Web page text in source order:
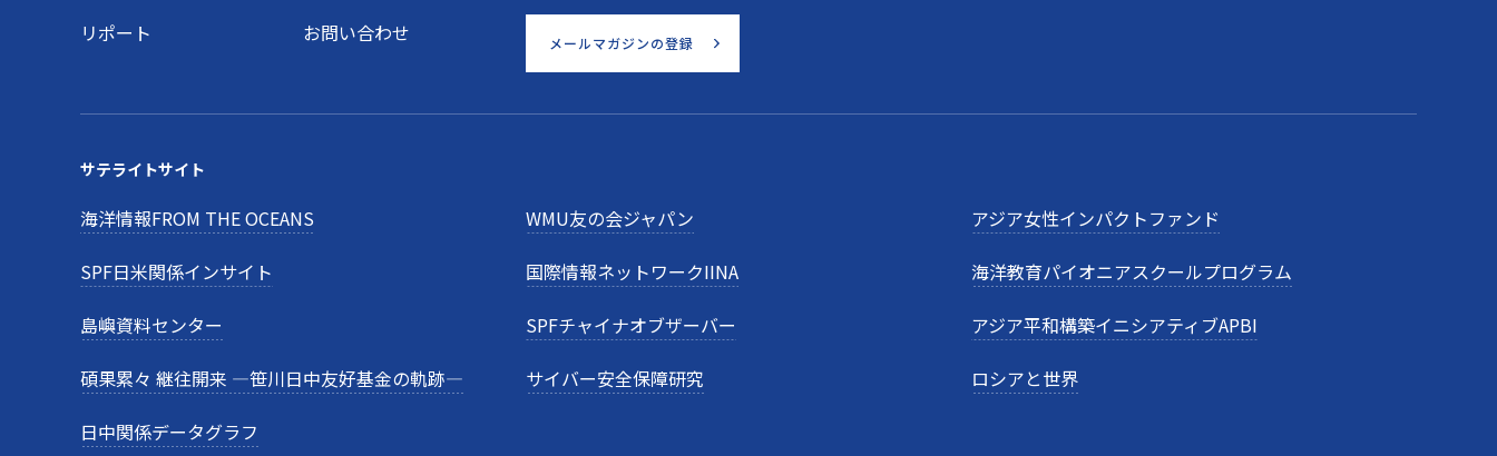
リポート
お問い合わせ メールマガジンの登録
サテライトサイト
海洋情報FROM THE OCEANS WMU友の会ジャパン
アジア女性インパクトファンド
SPF日米関係インサイト
国際情報ネットワークIINA
海洋教育パイオニアスクールプログラム
島嶼資料センター
SPFチャイナオブザーバー
アジア平和構築イニシアティブAPBI
碩果累々 継往開来 —笹川日中友好基金の軌跡—
サイバー安全保障研究
ロシアと世界
日中関係データグラフ